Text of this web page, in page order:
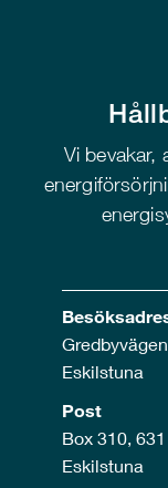
Vi bevakar,
Eskilstuna
Post
Box 310,
Eskilstuna